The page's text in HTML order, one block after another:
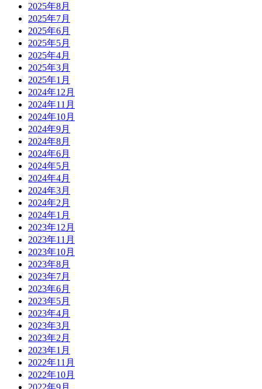
2025年8月
2025年7月
2025年6月
2025年5月
2025年4月
2025年3月
2025年1月
2024年12月
2024年11月
2024年10月
2024年9月
2024年8月
2024年6月
2024年5月
2024年4月
2024年3月
2024年2月
2024年1月
2023年12月
2023年11月
2023年10月
2023年8月
2023年7月
2023年6月
2023年5月
2023年4月
2023年3月
2023年2月
2023年1月
2022年11月
2022年10月